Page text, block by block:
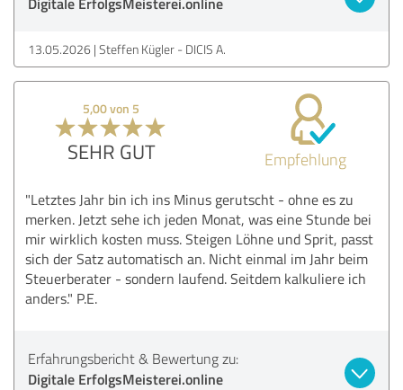
13.05.2026 Steffen Kügler - DICIS A.
5,00 von 5
SEHR GUT Empfehlung
"Letztes Jahr bin ich ins Minus gerutscht - ohne es zu
merken. Jetzt sehe ich jeden Monat, was eine Stunde bei
mir wirklich kosten muss. Steigen Löhne und Sprit, passt
sich der Satz automatisch an. Nicht einmal im Jahr beim
Steuerberater - sondern laufend. Seitdem kalkuliere ich
anders." P.E.
Erfahrungsbericht & Bewertung zu:
Digitale ErfolgsMeisterei.online